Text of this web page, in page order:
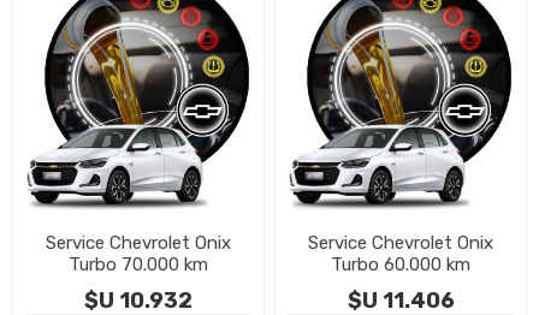
Service Chevrolet Onix
Turbo 70.000 km
$U 10.932
Service Chevrolet Onix
Turbo 60.000 km
$U 11.406